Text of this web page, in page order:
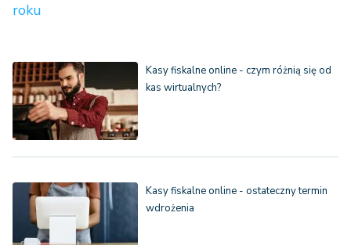
roku
Kasy fiskalne online - czym różnią się od
kas wirtualnych?
Kasy fiskalne online - ostateczny termin
wdrożenia